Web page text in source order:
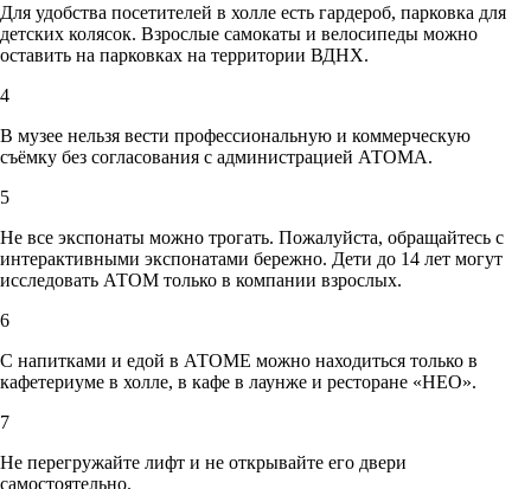
Для удобства посетителей в холле есть гардероб, парковка для
детских колясок. Взрослые самокаты и велосипеды можно
оставить на парковках на территории ВДНХ.
4
В музее нельзя вести профессиональную и коммерческую
съёмку без согласования с администрацией АТОМА.
5
Не все экспонаты можно трогать. Пожалуйста, обращайтесь с
интерактивными экспонатами бережно. Дети до 14 лет могут
исследовать АТОМ только в компании взрослых.
6
С напитками и едой в АТОМЕ можно находиться только в
кафетериуме в холле, в кафе в лаунже и ресторане «НЕО».
7
Не перегружайте лифт и не открывайте его двери
самостоятельно.